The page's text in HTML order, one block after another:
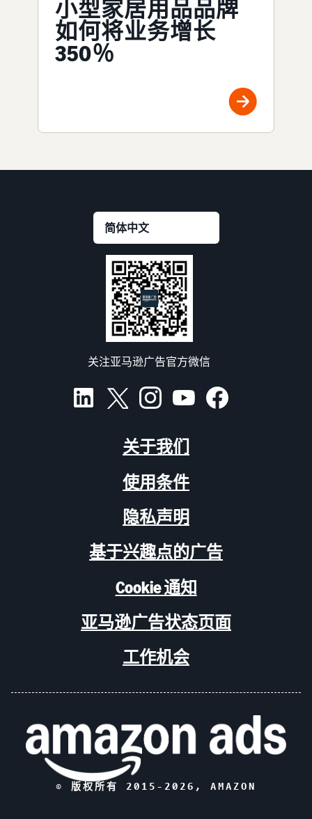
小型家居用品品牌
如何将业务增长
350％
关注亚马逊广告官方微信
关于我们
使用条件
隐私声明
基于兴趣点的广告
Cookie 通知
亚马逊广告状态页面
工作机会
© 版权所有 2015- 2026 , AMAZON